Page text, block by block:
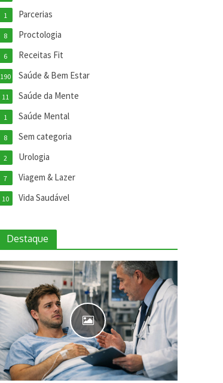
Parcerias
1
Proctologia
8
Receitas Fit
6
Saúde & Bem Estar
190
Saúde da Mente
11
Saúde Mental
1
Sem categoria
8
Urologia
2
Viagem & Lazer
7
Vida Saudável
10
Destaque